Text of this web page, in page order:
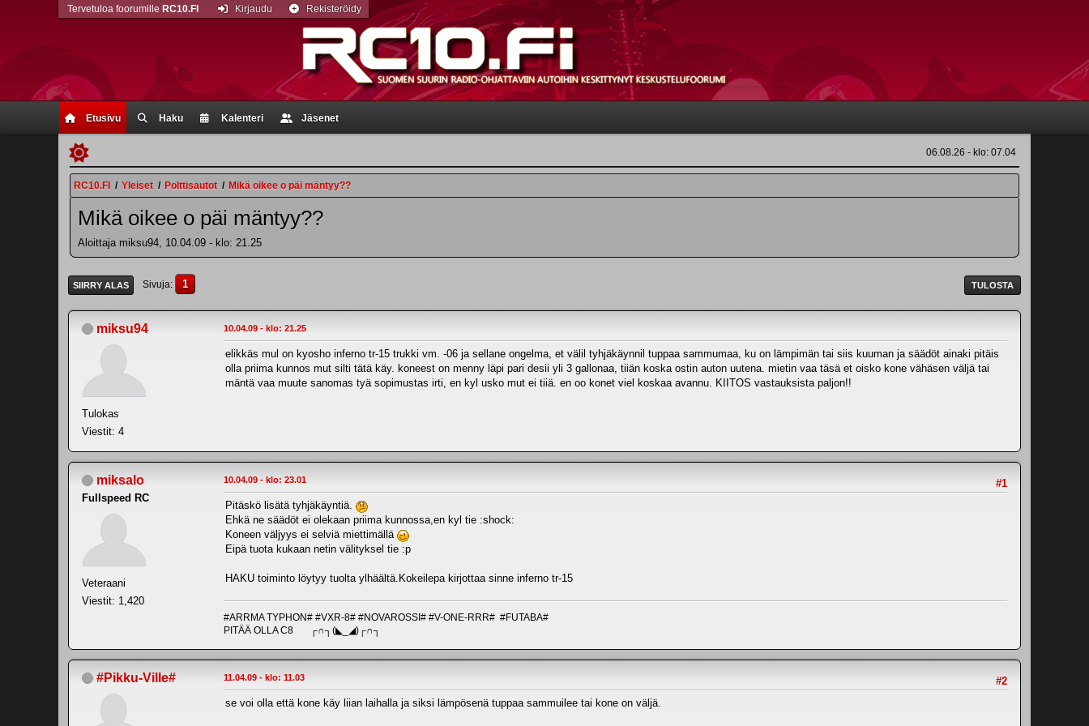
Etusivu Haku Kalenteri Jäsenet
Tervetuloa foorumille RC10.FI Kirjaudu Rekisteröidy
06.08.26 - klo: 07.04
RC10.FI / Yleiset / Polttisautot / Mikä oikee o päi mäntyy??
Mikä oikee o päi mäntyy??
Aloittaja miksu94, 10.04.09 - klo: 21.25
TULOSTA
SIIRRY ALAS Sivuja 1
miksu94
Tulokas
Viestit: 4
10.04.09 - klo: 21.25
elikkäs mul on kyosho inferno tr-15 trukki vm. -06 ja sellane ongelma, et välil tyhjäkäynnil tuppaa sammumaa, ku on lämpimän tai siis kuuman ja säädöt ainaki pitäis
olla priima kunnos mut silti tätä käy. koneest on menny läpi pari desii yli 3 gallonaa, tiiän koska ostin auton uutena. mietin vaa täsä et oisko kone vähäsen väljä tai
mäntä vaa muute sanomas tyä sopimustas irti, en kyl usko mut ei tiiä. en oo konet viel koskaa avannu. KIITOS vastauksista paljon!!
miksalo
Fullspeed RC
Veteraani
Viestit: 1,420
#1
10.04.09 - klo: 23.01
Pitäskö lisätä tyhjäkäyntiä.
Ehkä ne säädöt ei olekaan priima kunnossa,en kyl tie :shock:
Koneen väljyys ei selviä miettimällä
Eipä tuota kukaan netin välityksel tie :p
HAKU toiminto löytyy tuolta ylhäältä.Kokeilepa kirjottaa sinne inferno tr-15
#ARRMA TYPHON# #VXR-8# #NOVAROSSI# #V-ONE-RRR# #FUTABA#
PITÄÄ OLLA C8 ┌∩┐(◣_◢)┌∩┐
#Pikku-Ville# #2
11.04.09 - klo: 11.03
se voi olla että kone käy liian laihalla ja siksi lämpösenä tuppaa sammuilee tai kone on väljä.